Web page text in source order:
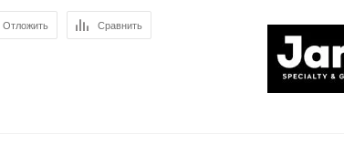
Отложить Сравнить